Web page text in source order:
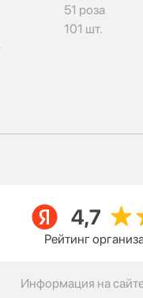
51 роза
101 шт.
Рейтинг
Информация на